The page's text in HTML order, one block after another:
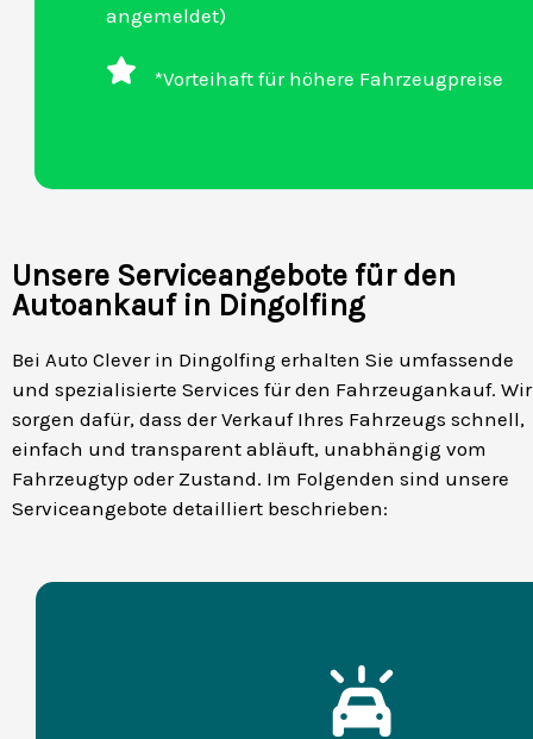
angemeldet)
*Vorteihaft für höhere Fahrzeugpreise
Unsere Serviceangebote für den
Autoankauf in Dingolfing
Bei Auto Clever in Dingolfing erhalten Sie umfassende
und spezialisierte Services für den Fahrzeugankauf. Wir
sorgen dafür, dass der Verkauf Ihres Fahrzeugs schnell,
einfach und transparent abläuft, unabhängig vom
Fahrzeugtyp oder Zustand. Im Folgenden sind unsere
Serviceangebote detailliert beschrieben: